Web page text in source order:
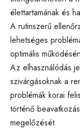
élettartamának és
A rutinszerű
lehetséges
optimális
Az elhasználódás
szivárgásoknak a
problémák korai
történő
megelőzését.